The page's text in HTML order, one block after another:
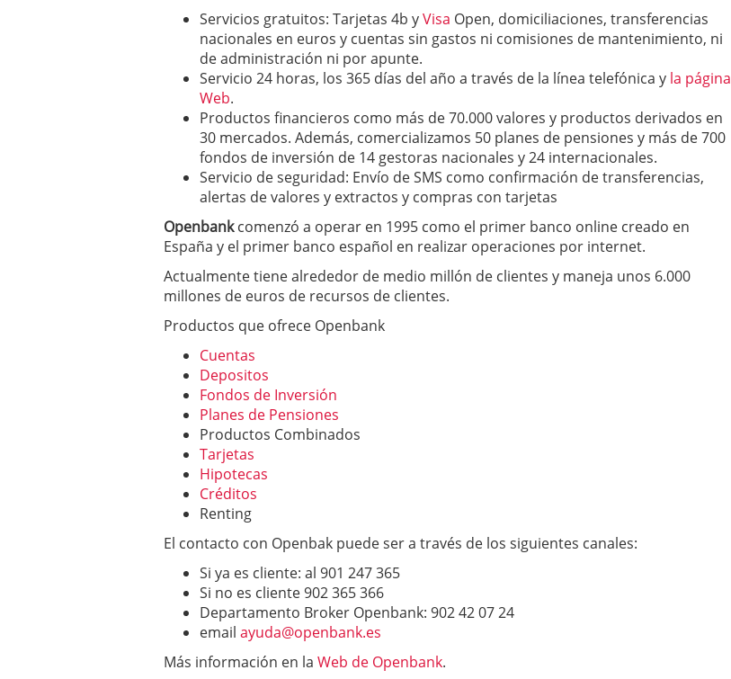
Servicios gratuitos: Tarjetas 4b yVisa Open, domiciliaciones, transferencias
nacionales en euros y cuentas sin gastos ni comisiones de mantenimiento, ni
de administración ni por apunte.
Servicio 24 horas, los 365 días del año a través de la línea telefónica y la página
Web.
Productos financieros como más de 70.000 valores y productos derivados en
30 mercados. Además, comercializamos 50 planes de pensiones y más de 700
fondos de inversión de 14 gestoras nacionales y 24 internacionales.
Servicio de seguridad: Envío de SMS como confirmación de transferencias,
alertas de valores y extractos y compras con tarjetas
Openbankcomenzó a operar en 1995 como el primer banco online creado en
España y el primer banco español en realizar operaciones por internet.
Actualmente tiene alrededor de medio millón de clientes y maneja unos 6.000
millones de euros de recursos de clientes.
Productos que ofrece Openbank
Cuentas
Depositos
Fondos de Inversión
Planes de Pensiones
Productos Combinados
Tarjetas
Hipotecas
Créditos
Renting
El contacto con Openbak puede ser a través de los siguientes canales:
Si ya es cliente: al 901 247 365
Si no es cliente 902 365 366
Departamento Broker Openbank: 902 42 07 24
email ayuda@openbank.es
Más información en la Web de Openbank.